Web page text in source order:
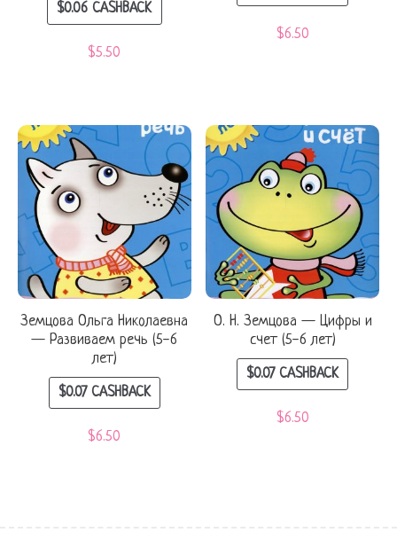
$0.06 CASHBACK
$5.50
$6.50
Земцова Ольга Николаевна
— Развиваем речь (5-6
лет)
$0.07CASHBACK
$6.50
О. Н. Земцова — Цифры и
счет (5-6 лет)
$0.07CASHBACK
$6.50